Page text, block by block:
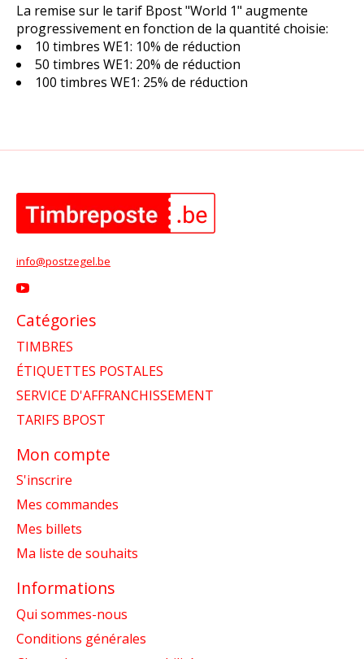
La remise sur le tarif Bpost "World 1" augmente
progressivement en fonction de la quantité choisie:
10 timbres WE1: 10% de réduction
50 timbres WE1: 20% de réduction
100 timbres WE1: 25% de réduction
info@postzegel.be
Catégories
TIMBRES
ÉTIQUETTES POSTALES
SERVICE D'AFFRANCHISSEMENT
TARIFS BPOST
Mon compte
S'inscrire
Mes commandes
Mes billets
Ma liste de souhaits
Informations
Qui sommes-nous
Conditions générales